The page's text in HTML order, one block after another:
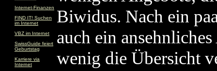
Internet-Finanzen
FIND IT! Suchen
im Internet
VBZ im Internet
SwissGuide feiert
Geburtstag
Karriere via
Internet
Biwidus. Nach ein
auch ein
wenig die Übersicht